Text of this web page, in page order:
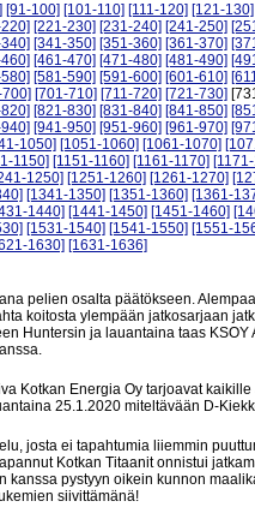
[91-100] [101-110] [111-120] [121-130]
[221-230] [231-240] [241-250]
[341-350] [351-360] [361-370]
[461-470] [471-480] [481-490]
[581-590] [591-600] [601-610]
[701-710] [711-720] [721-730]
[821-830] [831-840] [841-850]
[941-950] [951-960] [961-970]
1050] [1051-1060] [1061-1070]
1150] [1151-1160] [1161-1170]
1250] [1251-1260] [1261-1270]
[1341-1350] [1351-1360] [1361-
1440] [1441-1450] [1451-1460]
[1531-1540] [1541-1550] [1551-
1630] [1631-1636]
pelien osalta päätökseen.
koitosta ylempään jatkosarjaan
Huntersin ja lauantaina taas KSOY
Kotkan Energia Oy tarjoavat
25.1.2020 miteltävään D-
josta ei tapahtumia liiemmin
Kotkan Titaanit onnistui
kanssa pystyyn oikein kunnon
siivittämänä!